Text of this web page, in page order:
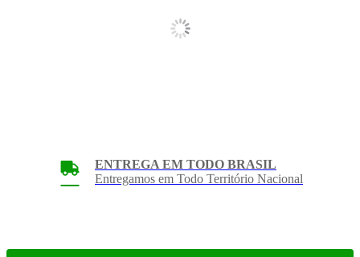
ENTREGA EM TODO BRASIL
Entregamos em Todo Território Nacional